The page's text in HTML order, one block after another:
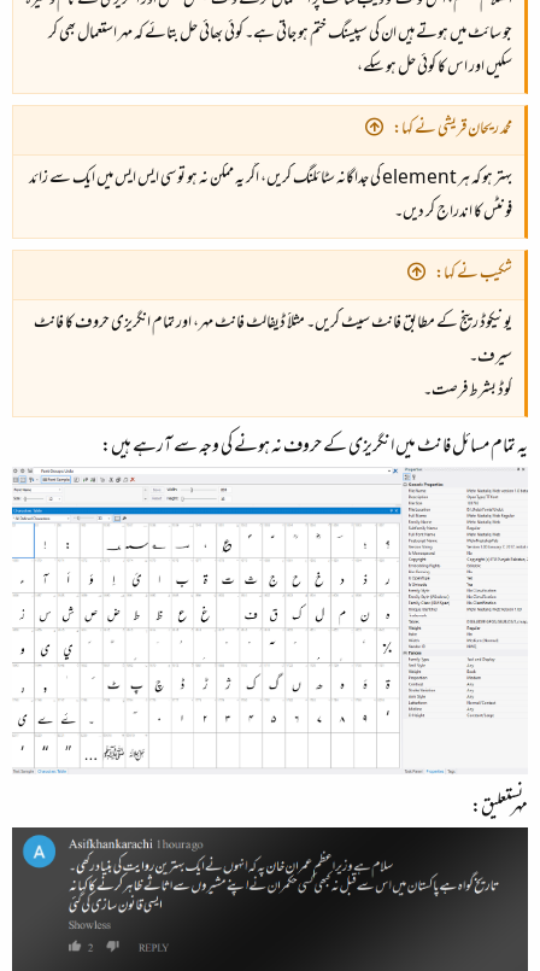
جو سائٹ میں ہوتے ہیں ان کی سپیسنگ ختم ہو جاتی ہے۔ کوئی بھائی حل بتائے کہ مہر استعمال بھی کر
سکیں اور اس کا کوئی حل ہو سکے،
محمد ریحان قریشی نے کہا:
بہتر ہو کہ ہر element کی جداگانہ سٹائلنگ کریں، اگر یہ ممکن نہ ہو تو سی ایس ایس میں ایک سے زائد
فونٹس کا اندراج کر دیں۔
شکیب نے کہا:
یونیکوڈ رینج کے مطابق فانٹ سیٹ کریں۔ مثلاََ ڈیفالٹ فانٹ مہر، اور تمام انگریزی حروف کا فانٹ
سیرف۔
کوڈ بشرط فرصت۔
یہ تمام مسائل فانٹ میں انگریزی کے حروف نہ ہونے کی وجہ سے آرہے ہیں:
مہر نستعلیق: